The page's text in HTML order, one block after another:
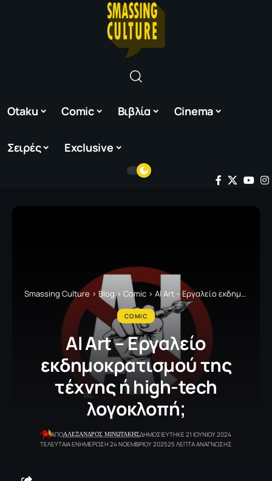
Otaku Comic Βιβλία Cinema
Σειρές Exclusive
Smassing Culture >Blog > Comic > AI Art – Εργαλείο εκδημοκρατισμού της τέχνης ή high-tech λογοκλοπή;
COMIC
AI Art – Εργαλείο
εκδημοκρατισμού της
τέχνης ή high-tech
λογοκλοπή;
ΑΠΟΑΛΕΞΑΝΔΡΟΣ ΜΙΝΩΤΑΚΗΣΔΗΜΟΣΙΕΥΤΗΚΕ 21 ΙΟΥΝΙΟΥ 2024
ΤΕΛΕΥΤΑΙΑ ΕΝΗΜΕΡΩΣΗ 24 ΝΟΕΜΒΡΙΟΥ 202525 ΛΕΠΤΑ ΑΝΑΓΝΩΣΗΣ